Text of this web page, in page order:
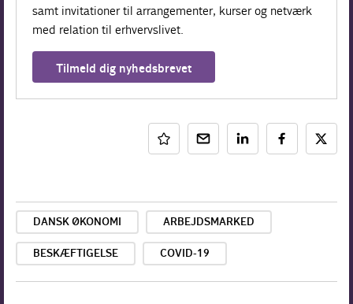
samt invitationer til arrangementer, kurser og netværk
med relation til erhvervslivet.
Tilmeld dig nyhedsbrevet
DANSK ØKONOMI ARBEJDSMARKED
BESKÆFTIGELSE COVID-19